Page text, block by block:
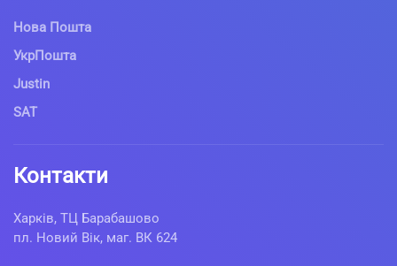
Нова Пошта
УкрПошта
Justin
SAT
Контакти
Харків, ТЦ Барабашово
пл. Новий Вік, маг. ВК 624